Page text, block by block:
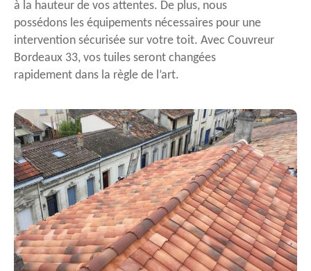
à la hauteur de vos attentes. De plus, nous
possédons les équipements nécessaires pour une
intervention sécurisée sur votre toit. Avec Couvreur
Bordeaux 33, vos tuiles seront changées
rapidement dans la règle de l’art.